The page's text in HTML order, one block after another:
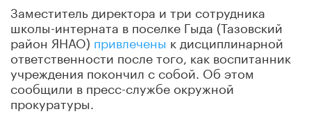
Заместитель директора и три сотрудника
школы-интерната в поселке Гыда (Тазовский
район ЯНАО) привлечены к дисциплинарной
ответственности после того, как воспитанник
учреждения покончил с собой. Об этом
сообщили в пресс-службе окружной
прокуратуры.